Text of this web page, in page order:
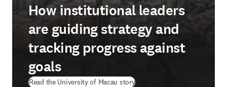
How institutional leaders
are guiding strategy and
tracking progress against
goals
Read the University of Macau story(